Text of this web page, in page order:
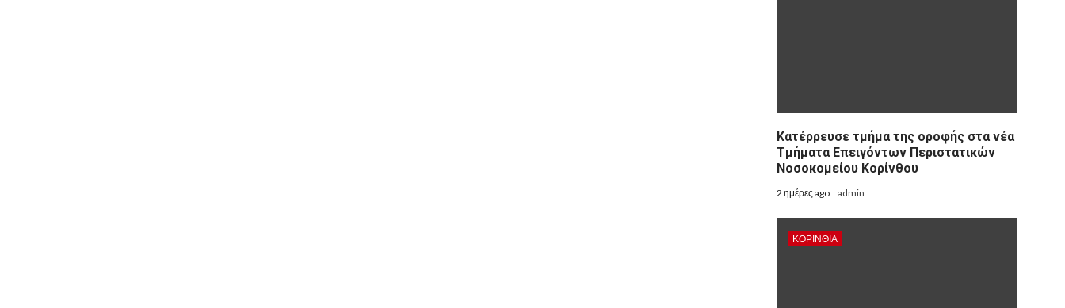
Kατέρρευσε τμήμα της οροφής στα νέα
Τμήματα Επειγόντων Περιστατικών
Νοσοκομείου Κορίνθου
2 ημέρες ago admin
ΚΟΡΙΝΘΊΑ